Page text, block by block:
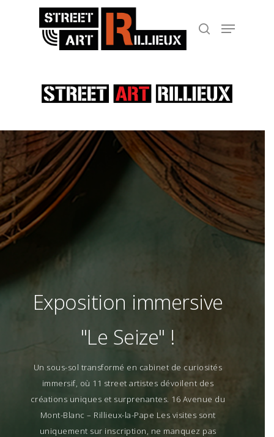
Exposition immersive
"Le Seize" !
Un sous-sol transformé en cabinet de curiosités
immersif, où 11 street artistes dévoilent des
créations uniques et surprenantes. 16 Avenue du
Mont-Blanc – Rillieux-la-Pape Les visites sont
uniquement sur inscription, ne manquez pas